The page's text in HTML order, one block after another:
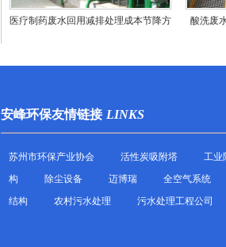
医疗制药废水回用减排处理成本节降方
酸洗废
安峰环保友情链接 LINKS
苏州市环保产业协会 活性炭吸附塔 工业
构
除尘设备 迈博瑞 全空气系统
结构
农村污水处理 污水处理工程公司